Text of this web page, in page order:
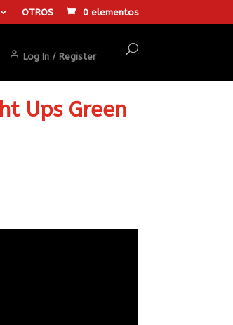
OTROS 0 elementos
Log In / Register
Ups Green